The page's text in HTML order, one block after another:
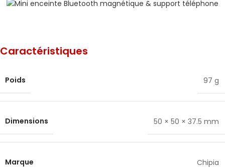
Caractéristiques
Poids 97 g
Dimensions 50 × 50 × 37.5 mm
Marque Chipia